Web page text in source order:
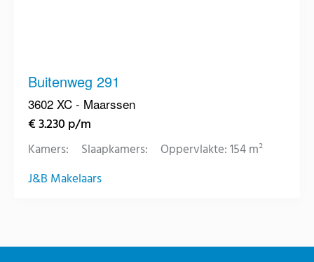
Buitenweg 291
3602 XC - Maarssen
€ 3.230 p/m
Kamers: Slaapkamers:
Oppervlakte: 154 m²
J&B Makelaars